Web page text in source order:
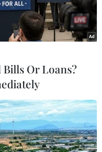
mại
#Katherine Tai
Or Loans?